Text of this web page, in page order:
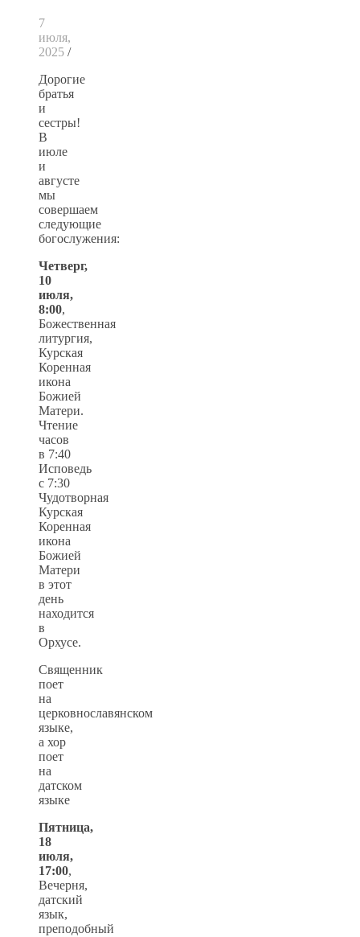
7
июля,
2025 /
Дорогие
братья
и
сестры!
В
июле
и
августе
мы
совершаем
следующие
богослужения:
Четверг,
10
июля,
8:00,
Божественная
литургия,
Курская
Коренная
икона
Божией
Матери.
Чтение
часов
в 7:40
Исповедь
с 7:30
Чудотворная
Курская
Коренная
икона
Божией
Матери
в этот
день
находится
в
Орхусе.
Священник
поет
на
церковнославянском
языке,
а хор
поет
на
датском
языке
Пятница,
18
июля,
17:00,
Вечерня,
датский
язык,
преподобный